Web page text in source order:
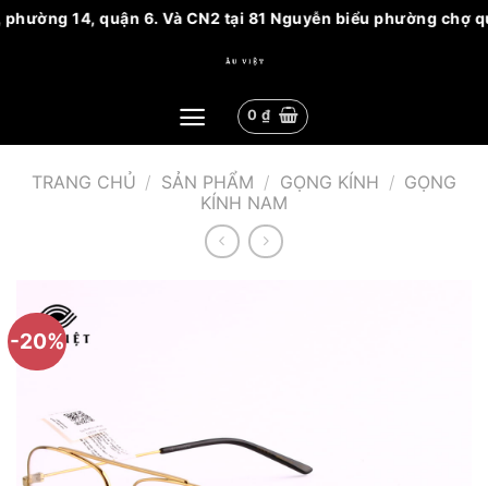
14, quận 6. Và CN2 tại 81 Nguyễn biểu phường chợ
0 ₫
TRANG CHỦ / SẢN PHẨM / GỌNG KÍNH / GỌNG
KÍNH NAM
-20%